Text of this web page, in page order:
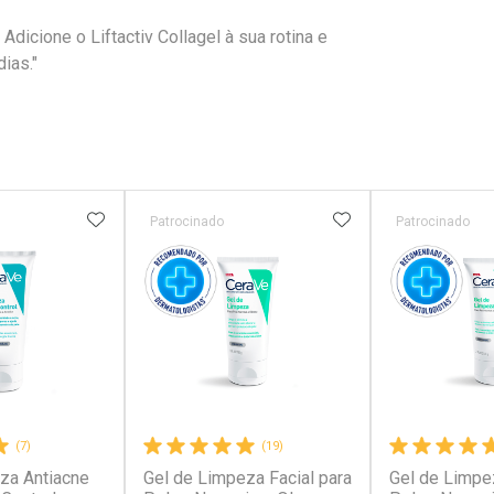
o Liftactiv Collagel à sua rotina e
(7)
Antiacne
ADICIONAR AOS FAVORITOS
(19)
Gel de Limpeza Facial para
Patrocinado ADICIONAR AOS
Gel de
Patrocinado